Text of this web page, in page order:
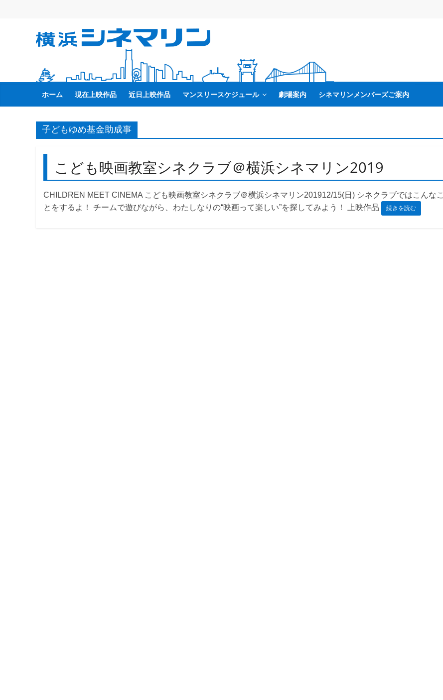
ス
ッ
横
浜
シ
ネ
マ
リ
ン
ホーム 現在上映作品 近日上映作品 マンスリースケジュール 劇場案内 シネマリンメンバーズご案内
子どもゆめ基金助成事
こども映画教室シネクラブ＠横浜シネマリン2019
CHILDREN MEET CINEMA こども映画教室シネクラブ＠横浜シネマリン201912/15(日) シネクラブではこんなこ
とをするよ！ チームで遊びながら、わたしなりの“映画って楽しい”を探してみよう！ 上映作品
続きを読む